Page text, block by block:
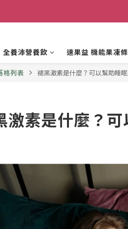
全養沛營養飲 速果益 機能果凍條
格列表 褪黑激素是什麼？可以幫助睡
激素是什麼？